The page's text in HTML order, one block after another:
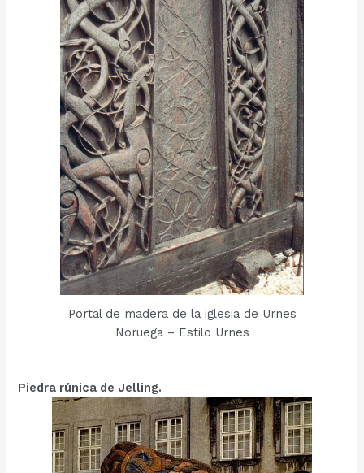
Portal de madera de la iglesia de Urnes
Noruega – Estilo Urnes
Piedra rúnica de Jelling.